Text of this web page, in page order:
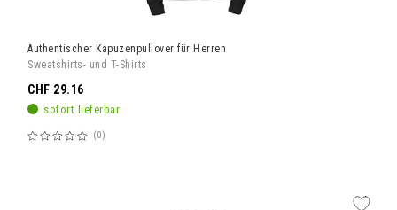
Authentischer Kapuzenpullover für Herren
Sweatshirts- und T-Shirts
sofort lieferbar
Bewertung:
0
CHF 29.16